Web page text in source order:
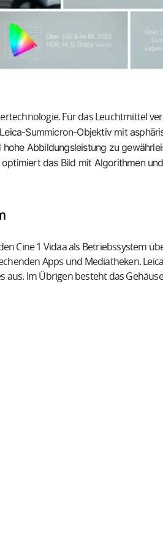
Für das Leuchtmittel
Summicron-Objektiv mit
Abbildungsleistung zu
das Bild mit Algorithmen
Cine 1 Vidaa als Betriebssystem
Apps und Mediatheken.
Im Übrigen besteht das